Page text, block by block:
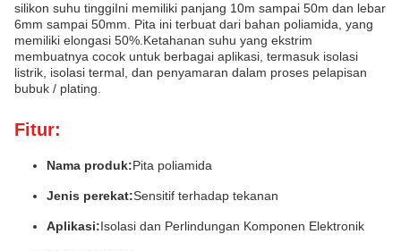
silikon suhu tinggiIni memiliki panjang 10m sampai 50m dan lebar
6mm sampai 50mm. Pita ini terbuat dari bahan poliamida, yang
memiliki elongasi 50%.Ketahanan suhu yang ekstrim
membuatnya cocok untuk berbagai aplikasi, termasuk isolasi
listrik, isolasi termal, dan penyamaran dalam proses pelapisan
bubuk / plating.
Fitur:
Nama produk:Pita poliamida
Jenis perekat:Sensitif terhadap tekanan
Aplikasi:Isolasi dan Perlindungan Komponen Elektronik